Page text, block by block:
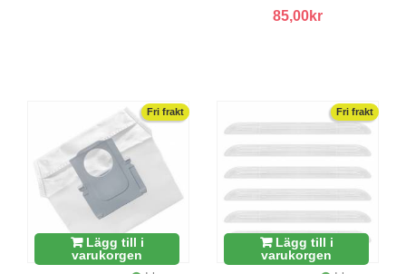
85,00kr
Fri frakt
Lägg till i
varukorgen
Fri frakt
Lägg till i
varukorgen